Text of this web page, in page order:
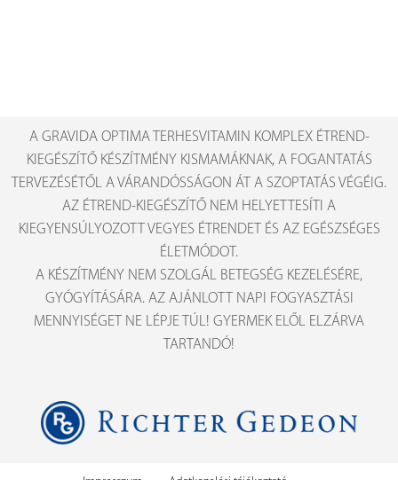
A GRAVIDA OPTIMA TERHESVITAMIN KOMPLEX ÉTREND-
KIEGÉSZÍTŐ KÉSZÍTMÉNY KISMAMÁKNAK, A FOGANTATÁS
TERVEZÉSÉTŐL A VÁRANDÓSSÁGON ÁT A SZOPTATÁS VÉGÉIG.
AZ ÉTREND-KIEGÉSZÍTŐ NEM HELYETTESÍTI A
KIEGYENSÚLYOZOTT VEGYES ÉTRENDET ÉS AZ EGÉSZSÉGES
ÉLETMÓDOT.
A KÉSZÍTMÉNY NEM SZOLGÁL BETEGSÉG KEZELÉSÉRE,
GYÓGYÍTÁSÁRA. AZ AJÁNLOTT NAPI FOGYASZTÁSI
MENNYISÉGET NE LÉPJE TÚL! GYERMEK ELŐL ELZÁRVA
TARTANDÓ!